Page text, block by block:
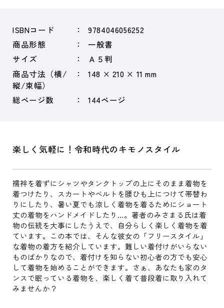
ISBNコード
9784046056252
商品形態
一般書
サイズ
Ａ５判
商品寸法（横/
縦/束幅）
148 × 210 × 11 mm
総ページ数 144ページ
楽しく気軽に！令和時代のキモノスタイル
襦袢を着ずにシャツやタンクトップの上にそのまま着物を
着つけたり、スカートやベルトを腰ひも上につけて帯替わ
りにしたり、暑い夏でも涼しく着物を着るためにショート
丈の着物をハンドメイドしたり…。著者のみさまる氏は着
物の伝統を大事にしたうえで、自分らしく楽しく着物を着
ています。この本では、そんな彼女の「フリースタイル」
な着物の着方を紹介しています。難しい着付けがいらない
ものばかりなので、着付けを知らない初心者の方でも安心
して着物を始めることができます。さぁ、あなたも家のタ
ンスで眠っている着物を、楽しく着て普段着に取り入れて
みませんか？